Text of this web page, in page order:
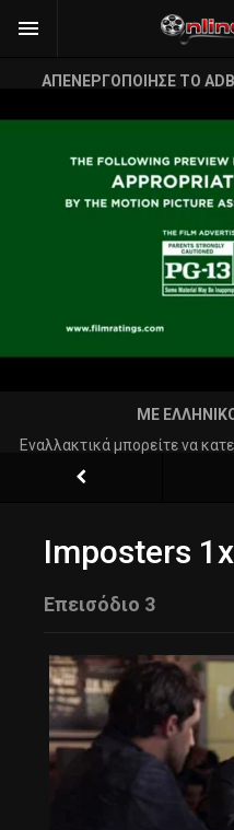
ΑΠΕΝΕΡΓΟΠΟΙΗΣΕ ΤΟ
ΜΕ
Εναλλακτικά μπορείτε να
Imposters
Επεισόδιο 3